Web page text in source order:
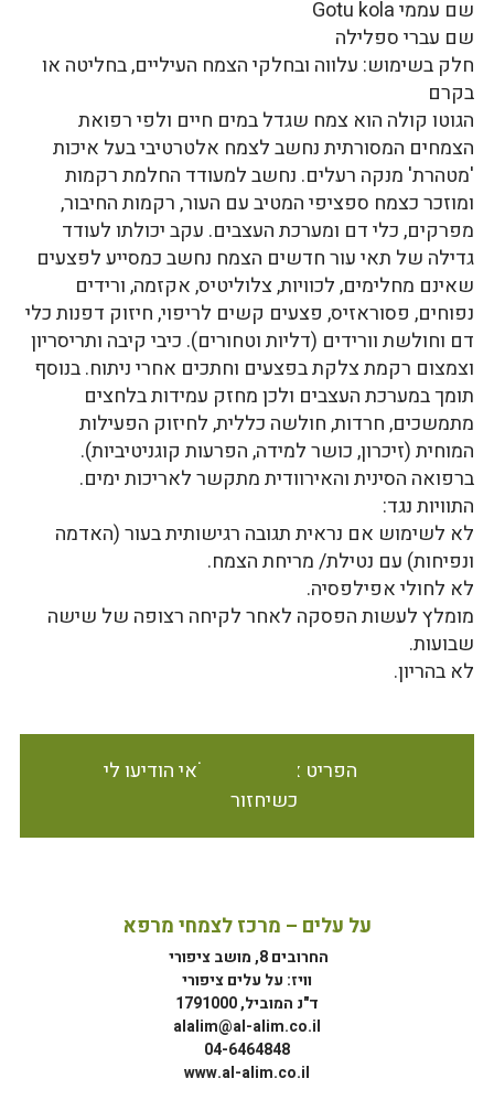
שם עממי Gotu kola
שם עברי ספלילה
חלק בשימוש: עלווה ובחלקי הצמח העיליים, בחליטה או
בקרם
הגוטו קולה הוא צמח שגדל במים חיים ולפי רפואת
הצמחים המסורתית נחשב לצמח אלטרטיבי בעל איכות
'מטהרת' מנקה רעלים. נחשב למעודד החלמת רקמות
ומוזכר כצמח ספציפי המטיב עם העור, רקמות החיבור,
מפרקים, כלי דם ומערכת העצבים. עקב יכולתו לעודד
גדילה של תאי עור חדשים הצמח נחשב כמסייע לפצעים
שאינם מחלימים, לכוויות, צלוליטיס, אקזמה, ורידים
נפוחים, פסוראזיס, פצעים קשים לריפוי, חיזוק דפנות כלי
דם וחולשת וורידים (דליות וטחורים). כיבי קיבה ותריסריון
וצמצום רקמת צלקת בפצעים וחתכים אחרי ניתוח. בנוסף
תומך במערכת העצבים ולכן מחזק עמידות בלחצים
מתמשכים, חרדות, חולשה כללית, לחיזוק הפעילות
המוחית (זיכרון, כושר למידה, הפרעות קוגניטיביות).
ברפואה הסינית והאירוודית מתקשר לאריכות ימים.
התוויות נגד:
לא לשימוש אם נראית תגובה רגישותית בעור (האדמה
ונפיחות) עם נטילת/ מריחת הצמח.
לא לחולי אפילפסיה.
מומלץ לעשות הפסקה לאחר לקיחה רצופה של שישה
שבועות.
לא בהריון.
הפריט אינו זמין במלאי הודיעו לי
כשיחזור
על עלים – מרכז לצמחי מרפא
החרובים 8, מושב ציפורי
וויז: על עלים ציפורי
ד"נ המוביל, 1791000
alalim@al-alim.co.il
04-6464848
www.al-alim.co.il